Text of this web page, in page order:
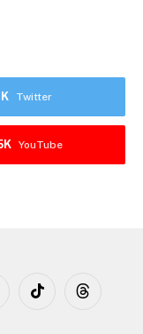
Twitter
YouTube
TikTok Threads